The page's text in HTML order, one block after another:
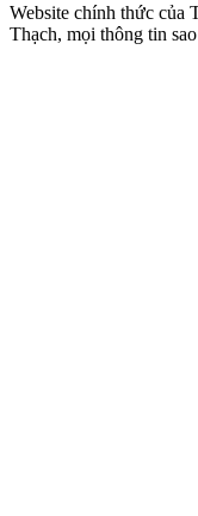
Website chính thức của
Thạch, mọi thông tin